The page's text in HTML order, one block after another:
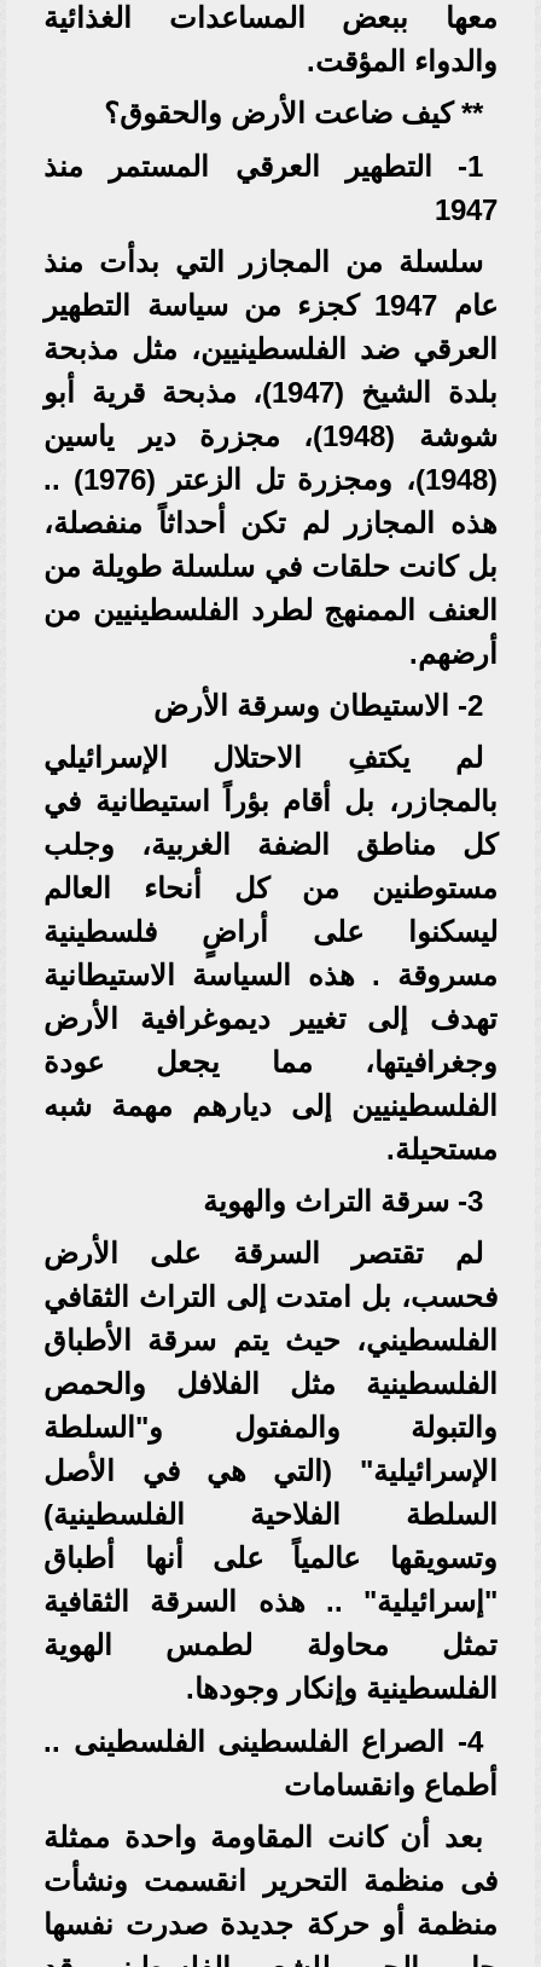
معها ببعض المساعدات الغذائية
والدواء المؤقت.
** كيف ضاعت الأرض والحقوق؟
1- التطهير العرقي المستمر منذ
1947
سلسلة من المجازر التي بدأت منذ
عام 1947 كجزء من سياسة التطهير
العرقي ضد الفلسطينيين، مثل مذبحة
بلدة الشيخ (1947)، مذبحة قرية أبو
شوشة (1948)، مجزرة دير ياسين
(1948)، ومجزرة تل الزعتر (1976) ..
هذه المجازر لم تكن أحداثاً منفصلة،
بل كانت حلقات في سلسلة طويلة من
العنف الممنهج لطرد الفلسطينيين من
أرضهم.
2- الاستيطان وسرقة الأرض
لم يكتفِ الاحتلال الإسرائيلي
بالمجازر، بل أقام بؤراً استيطانية في
كل مناطق الضفة الغربية، وجلب
مستوطنين من كل أنحاء العالم
ليسكنوا على أراضٍ فلسطينية
مسروقة . هذه السياسة الاستيطانية
تهدف إلى تغيير ديموغرافية الأرض
وجغرافيتها، مما يجعل عودة
الفلسطينيين إلى ديارهم مهمة شبه
مستحيلة.
3- سرقة التراث والهوية
لم تقتصر السرقة على الأرض
فحسب، بل امتدت إلى التراث الثقافي
الفلسطيني، حيث يتم سرقة الأطباق
الفلسطينية مثل الفلافل والحمص
والتبولة والمفتول و"السلطة
الإسرائيلية" (التي هي في الأصل
السلطة الفلاحية الفلسطينية)
وتسويقها عالمياً على أنها أطباق
"إسرائيلية" .. هذه السرقة الثقافية
تمثل محاولة لطمس الهوية
الفلسطينية وإنكار وجودها.
4- الصراع الفلسطينى الفلسطينى ..
أطماع وانقسامات
بعد أن كانت المقاومة واحدة ممثلة
فى منظمة التحرير انقسمت ونشأت
منظمة أو حركة جديدة صدرت نفسها